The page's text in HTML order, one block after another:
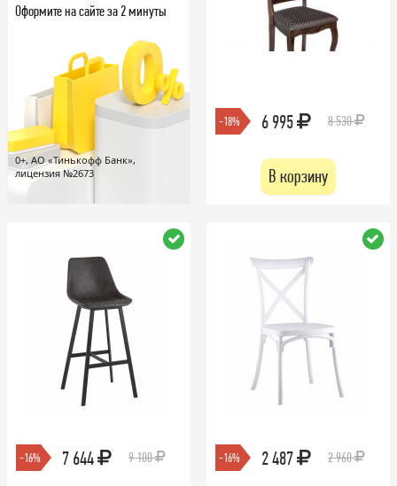
Оформите на сайте за 2 минуты
0+, АО «Тинькофф Банк»,
лицензия №2673
-18% 6 995 8 530
В корзину
-16% 7 644 9 100 -16% 2 487 2 960